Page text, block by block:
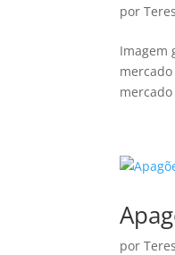
por
Imagem
por